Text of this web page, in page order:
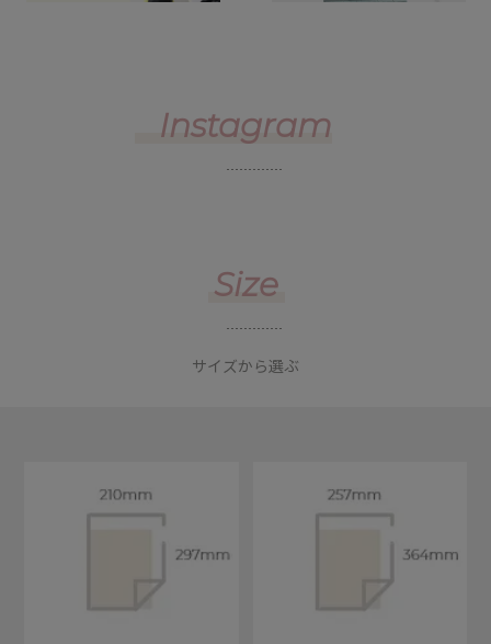
Instagram
Size
サイズから選ぶ